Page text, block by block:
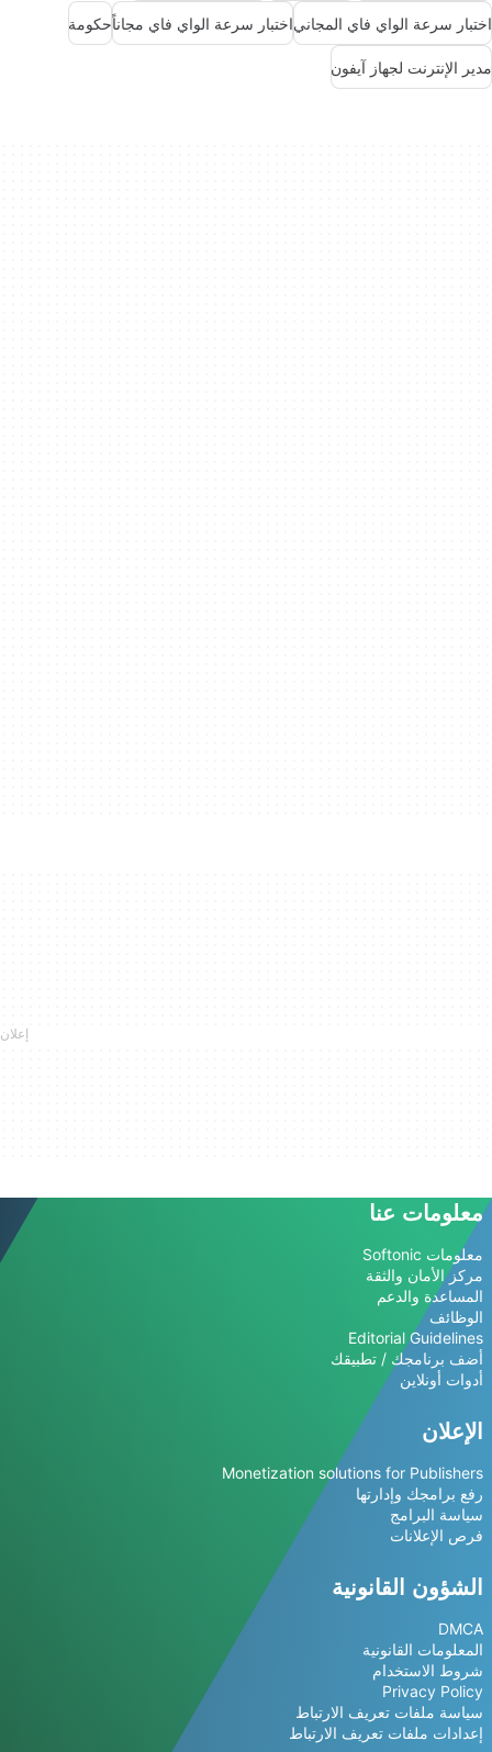
اختبار سرعة الواي فاي المجانياختبار سرعة الواي فاي مجاناًحكومة
مدير الإنترنت لجهاز آيفون
معلومات عنا
معلومات Softonic
مركز الأمان والثقة
المساعدة والدعم
الوظائف
Editorial Guidelines
أضف برنامجك / تطبيقك
أدوات أونلاين
الإعلان
Monetization solutions for Publishers
رفع برامجك وإدارتها
سياسة البرامج
فرص الإعلانات
الشؤون القانونية
DMCA
المعلومات القانونية
شروط الاستخدام
Privacy Policy
سياسة ملفات تعريف الارتباط
إعدادات ملفات تعريف الارتباط